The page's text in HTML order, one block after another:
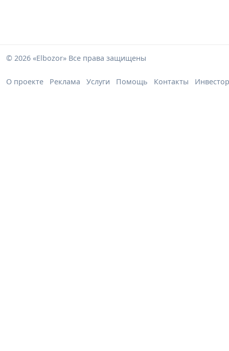
© 2026 «Elbozor» Все права защищены
О проекте Реклама Услуги Помощь Контакты